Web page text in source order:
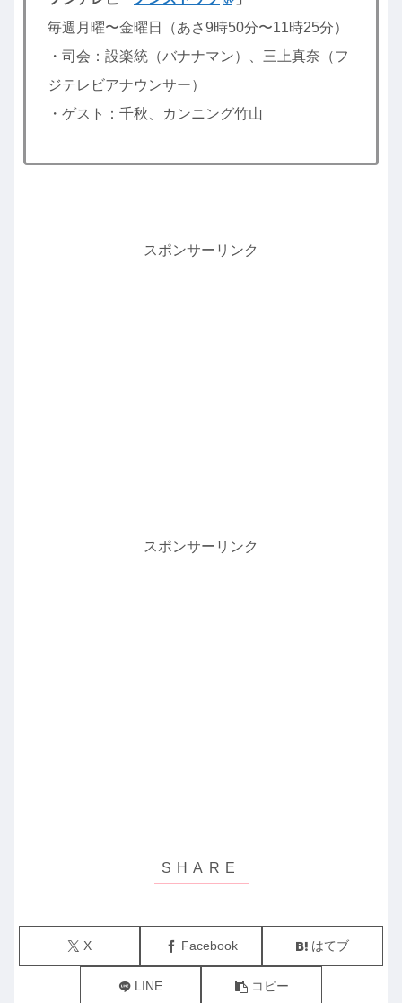
毎週月曜〜金曜日（あさ9時50分〜11時25分）
・司会：設楽統（バナナマン）、三上真奈（フ
ジテレビアナウンサー）
・ゲスト：千秋、カンニング竹山
スポンサーリンク
スポンサーリンク
X Facebook はてブ
LINE コピー